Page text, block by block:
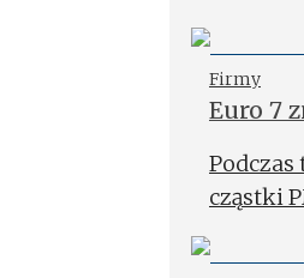
Firmy
Euro 7
cząstki